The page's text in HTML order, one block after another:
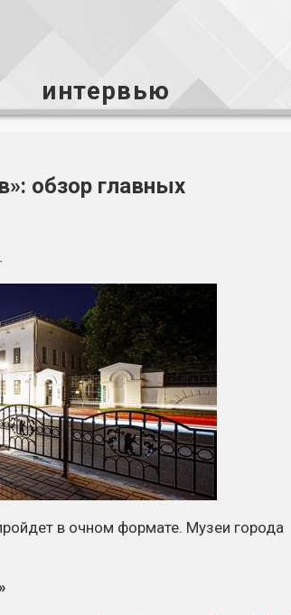
интервью
обзор главных
в очном формате. Музеи города